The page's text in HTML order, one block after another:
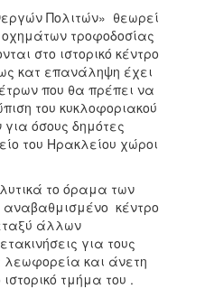
Πολιτών» θεωρεί
τροφοδοσίας
στο ιστορικό κέντρο
κατ επανάληψη έχει
που θα πρέπει να
του κυκλοφοριακού
όσους δημότες
του Ηρακλείου χώροι
το όραμα των
κέντρο
άλλων
για τους
λεωφορεία και άνετη
τμήμα του .